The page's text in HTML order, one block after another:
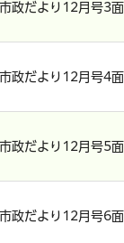
政だより12月号3面
政だより12月号4面
政だより12月号5面
政だより12月号6面